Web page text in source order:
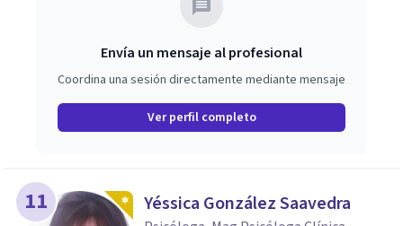
Envía un mensaje al profesional
Coordina una sesión directamente mediante mensaje
Ver perfil completo
11 Yéssica González Saavedra